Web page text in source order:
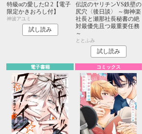
特級αの愛したΩ 2【電子
限定かきおろし付】
神波アユミ
試し読み
伝説のヤリチンVS鉄壁の
尻穴〈後日談〉 ～御神楽
社長と瀬那社長秘書の絶
対最優先且つ最重要任務
～
ととふみ
試し読み
電子書籍 コミックス